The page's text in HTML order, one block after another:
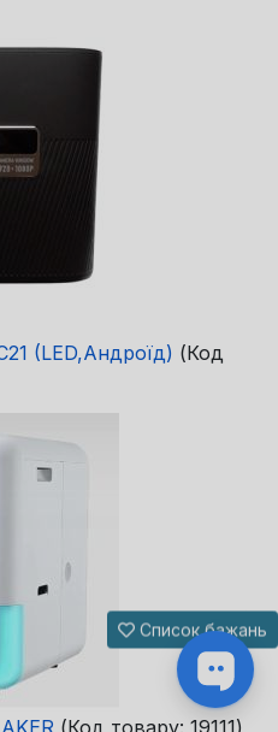
(LED,Андроїд) (Код
(Код товару: 19111)
Список бажань